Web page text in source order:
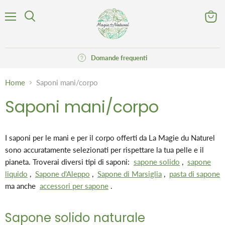
Domande frequenti
Home Saponi mani/corpo
Saponi mani/corpo
I saponi per le mani e per il corpo offerti da La Magie du Naturel
sono accuratamente selezionati per rispettare la tua pelle e il
pianeta. Troverai diversi tipi di saponi: sapone solido , sapone
liquido , Sapone d'Aleppo , Sapone di Marsiglia , pasta di sapone
ma anche accessori per sapone .
Sapone solido naturale